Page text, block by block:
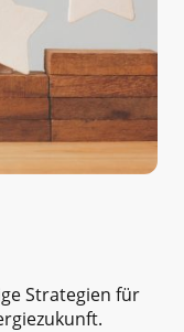
Strategien für